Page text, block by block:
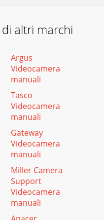
altri marchi
Argus
Videocamera
manuali
Tasco
Videocamera
manuali
Gateway
Videocamera
manuali
Miller Camera
Support
Videocamera
manuali